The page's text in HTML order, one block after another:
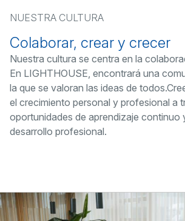
NUESTRA CULTURA
Colaborar, crear y crecer
Nuestra cultura se centra en la
En LIGHTHOUSE, encontrará una
la que se valoran las ideas de
el crecimiento personal y profesional a
oportunidades de aprendizaje continuo
desarrollo profesional.